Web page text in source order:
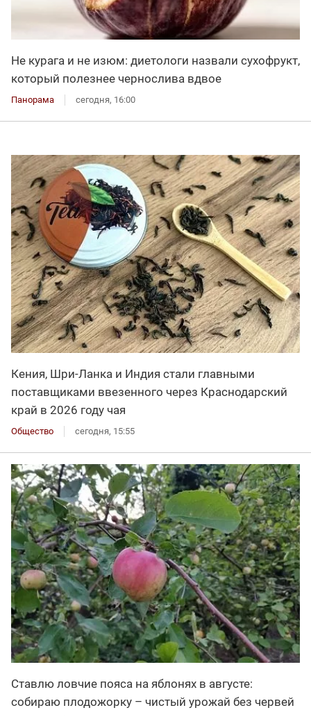
Не курага и не изюм: диетологи назвали сухофрукт,
который полезнее чернослива вдвое
Панорама сегодня, 16:00
Кения, Шри-Ланка и Индия стали главными
поставщиками ввезенного через Краснодарский
край в 2026 году чая
Общество сегодня, 15:55
Ставлю ловчие пояса на яблонях в августе:
собираю плодожорку – чистый урожай без червей